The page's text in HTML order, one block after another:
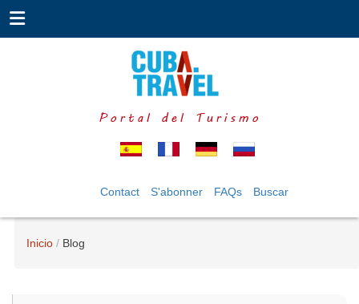
Portal del Turismo
Contact S'abonner FAQs Buscar
Inicio Blog